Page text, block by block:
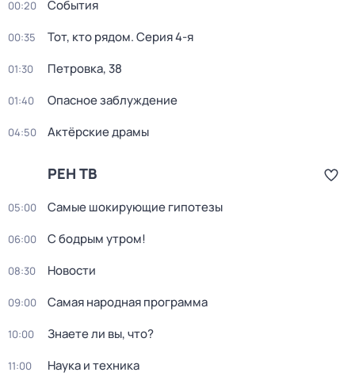
00:20 События
00:35 Тот, кто рядом. Серия 4-я
01:30 Петровка, 38
01:40 Опасное заблуждение
04:50 Актёрские драмы
РЕН ТВ
05:00 Самые шoкиpующие гипотезы
06:00 С бодрым утром!
08:30 Новости
09:00 Самая народная программа
10:00 Знаете ли вы, что?
11:00 Наука и техника